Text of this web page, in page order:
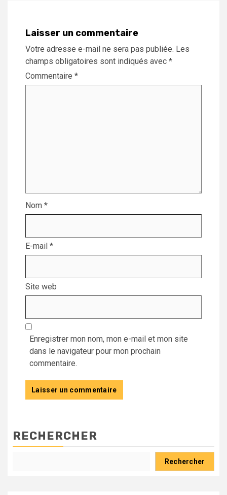
Laisser un commentaire
Votre adresse e-mail ne sera pas publiée. Les
champs obligatoires sont indiqués avec *
Commentaire *
Nom *
E-mail *
Site web
Enregistrer mon nom, mon e-mail et mon site
dans le navigateur pour mon prochain
commentaire.
RECHERCHER
Rechercher